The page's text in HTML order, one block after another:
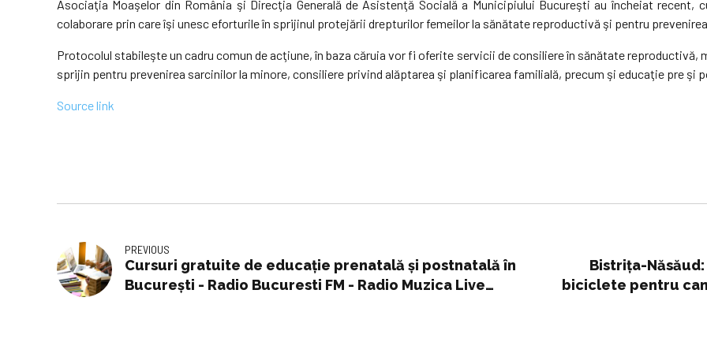
Asociaţia Moaşelor din România şi Direcţia Generală de Asistenţă Socială a Municipiului Bucureşti au încheiat recent,
colaborare prin care îşi unesc eforturile în sprijinul protejării drepturilor femeilor la sănătate reproductivă şi pentru
Protocolul stabileşte un cadru comun de acţiune, în baza căruia vor fi oferite servicii de consiliere în sănătate
sprijin pentru prevenirea sarcinilor la minore, consiliere privind alăptarea şi planificarea familială, precum şi educaţie pre şi
Source link
PREVIOUS
Cursuri gratuite de educaţie prenatală şi postnatală în
Bucureşti - Radio Bucuresti FM - Radio Muzica Live
Bistrița-
biciclete pentru